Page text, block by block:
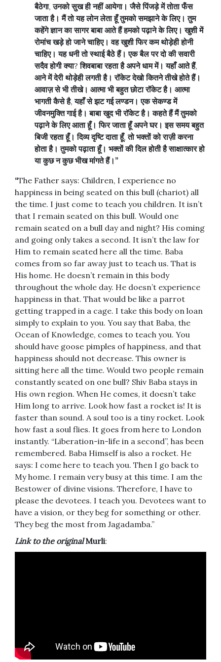
बैठेगा,उनको सुख ही नहीं आयेगा। जैसे पिंजड़े में तोता फँस
जाता है। मैं तो यह लोन लेता हूँ तुमको समझाने के लिए। तुम
कहेंगे ज्ञान का सागर बाबा आते हैं हमको पढ़ाने के लिए। खुशी में
रोमांच खड़े हो जाने चाहिए। वह खुशी फिर कम थोड़ेही होनी
चाहिए। यह धनी तो स्थाई बैठे हैं। एक बैल पर दो की सवारी
सदैव होगी क्या?शिवबाबा रहता है अपने धाम में। यहाँ आते हैं,
आने में देरी थोड़ेही लगती है। रॉकेट देखो कितने तीखे होते हैं।
आवाज़ से भी तीखे। आत्मा भी बहुत छोटा रॉकेट है। आत्मा
भागती कैसे है,यहाँ से झट गई लण्डन। एक सेकण्ड में
जीवनमुक्ति गाई है। बाबा खुद भी रॉकेट है। कहते हैं मैं तुमको
पढ़ाने के लिए आता हूँ। फिर जाता हूँ अपने घर। इस समय बहुत
बिजी रहता हूँ। दिव्य दृष्टि दाता हूँ,तो भक्तों को राज़ी करना
होता है। तुमको पढ़ाता हूँ। भक्तों की दिल होती है साक्षात्कार हो
या कुछ न कुछ भीख मांगते हैं। ”
“The Father says: Children, I experience no
happiness in being seated on this bull (chariot) all
the time. I just come to teach you children. It isn’t
that I remain seated on this bull. Would one
remain seated on a bull day and night? His coming
and going only takes a second. It isn’t the law for
Him to remain seated here all the time. Baba
comes from so far away just to teach us. That is
His home. He doesn’t remain in this body
throughout the whole day. He doesn’t experience
happiness in that. That would be like a parrot
getting trapped in a cage. I take this body on loan
simply to explain to you. You say that Baba, the
Ocean of Knowledge, comes to teach you. You
should have goose pimples of happiness, and that
happiness should not decrease. This owner is
sitting here all the time. Would two people remain
constantly seated on one bull? Shiv Baba stays in
His own region. When He comes, it doesn’t take
Him long to arrive. Look how fast a rocket is! It is
faster than sound. A soul too is a tiny rocket. Look
how fast a soul flies. It goes from here to London
instantly. “Liberation-in-life in a second”, has been
remembered. Baba Himself is also a rocket. He
says: I come here to teach you. Then I go back to
My home. I remain very busy at this time. I am the
Bestower of divine visions. Therefore, I have to
please the devotees. I teach you. Devotees want to
have a vision, or they beg for something or other.
They beg the most from Jagadamba.”
Link to the originalMurli: